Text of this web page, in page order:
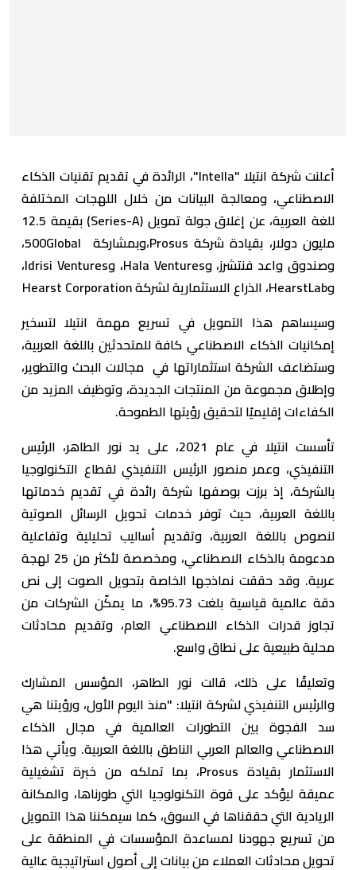
أعلنت شركة انتيلا "Intella"، الرائدة في تقديم تقنيات الذكاء
الاصطناعي، ومعالجة البيانات من خلال اللهجات المختلفة
للغة العربية، عن إغلاق جولة تمويل (Series-A) بقيمة 12.5
مليون دولار، بقيادة شركة Prosus،وبمشاركة 500Global،
وصندوق واعد فنتشرز، وHala Ventures، وIdrisi Ventures،
وHearstLab، الذراع الاستثمارية لشركة Hearst Corporation
وسيساهم هذا التمويل في تسريع مهمة انتيلا لتسخير
إمكانيات الذكاء الاصطناعي كافة للمتحدثين باللغة العربية،
وستضاعف الشركة استثماراتها في مجالات البحث والتطوير،
وإطلاق مجموعة من المنتجات الجديدة، وتوظيف المزيد من
الكفاءات إقليميًا لتحقيق رؤيتها الطموحة.
تأسست انتيلا في عام 2021، على يد نور الطاهر، الرئيس
التنفيذي، وعمر منصور الرئيس التنفيذي لقطاع التكنولوجيا
بالشركة، إذ برزت بوصفها شركة رائدة في تقديم خدماتها
باللغة العربية، حيث توفر خدمات تحويل الرسائل الصوتية
لنصوص باللغة العربية، وتقديم أساليب تحليلية وتفاعلية
مدعومة بالذكاء الاصطناعي، ومخصصة لأكثر من 25 لهجة
عربية. وقد حققت نماذجها الخاصة بتحويل الصوت إلى نص
دقة عالمية قياسية بلغت 95.73%، ما يمكّن الشركات من
تجاوز قدرات الذكاء الاصطناعي العام، وتقديم محادثات
محلية طبيعية على نطاق واسع.
وتعليقًا على ذلك، قالت نور الطاهر، المؤسس المشارك
والرئيس التنفيذي لشركة انتيلا: "منذ اليوم الأول، ورؤيتنا هي
سد الفجوة بين التطورات العالمية في مجال الذكاء
الاصطناعي والعالم العربي الناطق باللغة العربية. ويأتي هذا
الاستثمار بقيادة Prosus، بما تملكه من خبرة تشغيلية
عميقة ليؤكد على قوة التكنولوجيا التي طورناها، والمكانة
الريادية التي حققناها في السوق، كما سيمكننا هذا التمويل
من تسريع جهودنا لمساعدة المؤسسات في المنطقة على
تحويل محادثات العملاء من بيانات إلى أصول استراتيجية عالية